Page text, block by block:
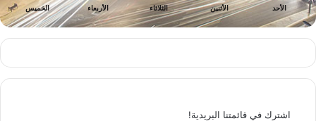
الأحد الأثنين الثلاثاء الأربعاء الخميس
اشترك في قائمتنا البريدية!